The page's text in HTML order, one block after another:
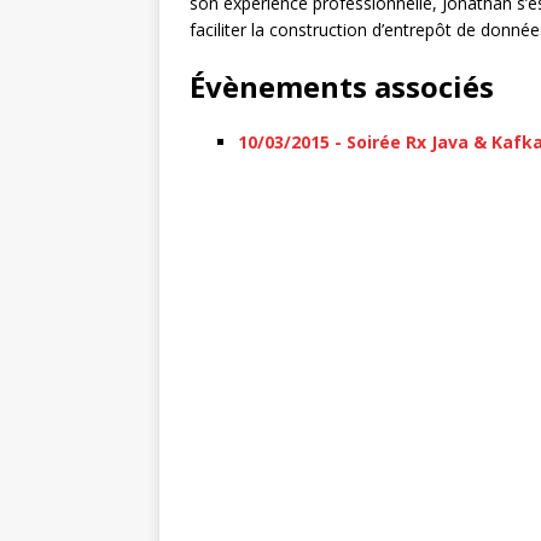
faciliter la construction d’entrepôt de
Évènements associés
10/03/2015 - Soirée Rx Java & Kafka